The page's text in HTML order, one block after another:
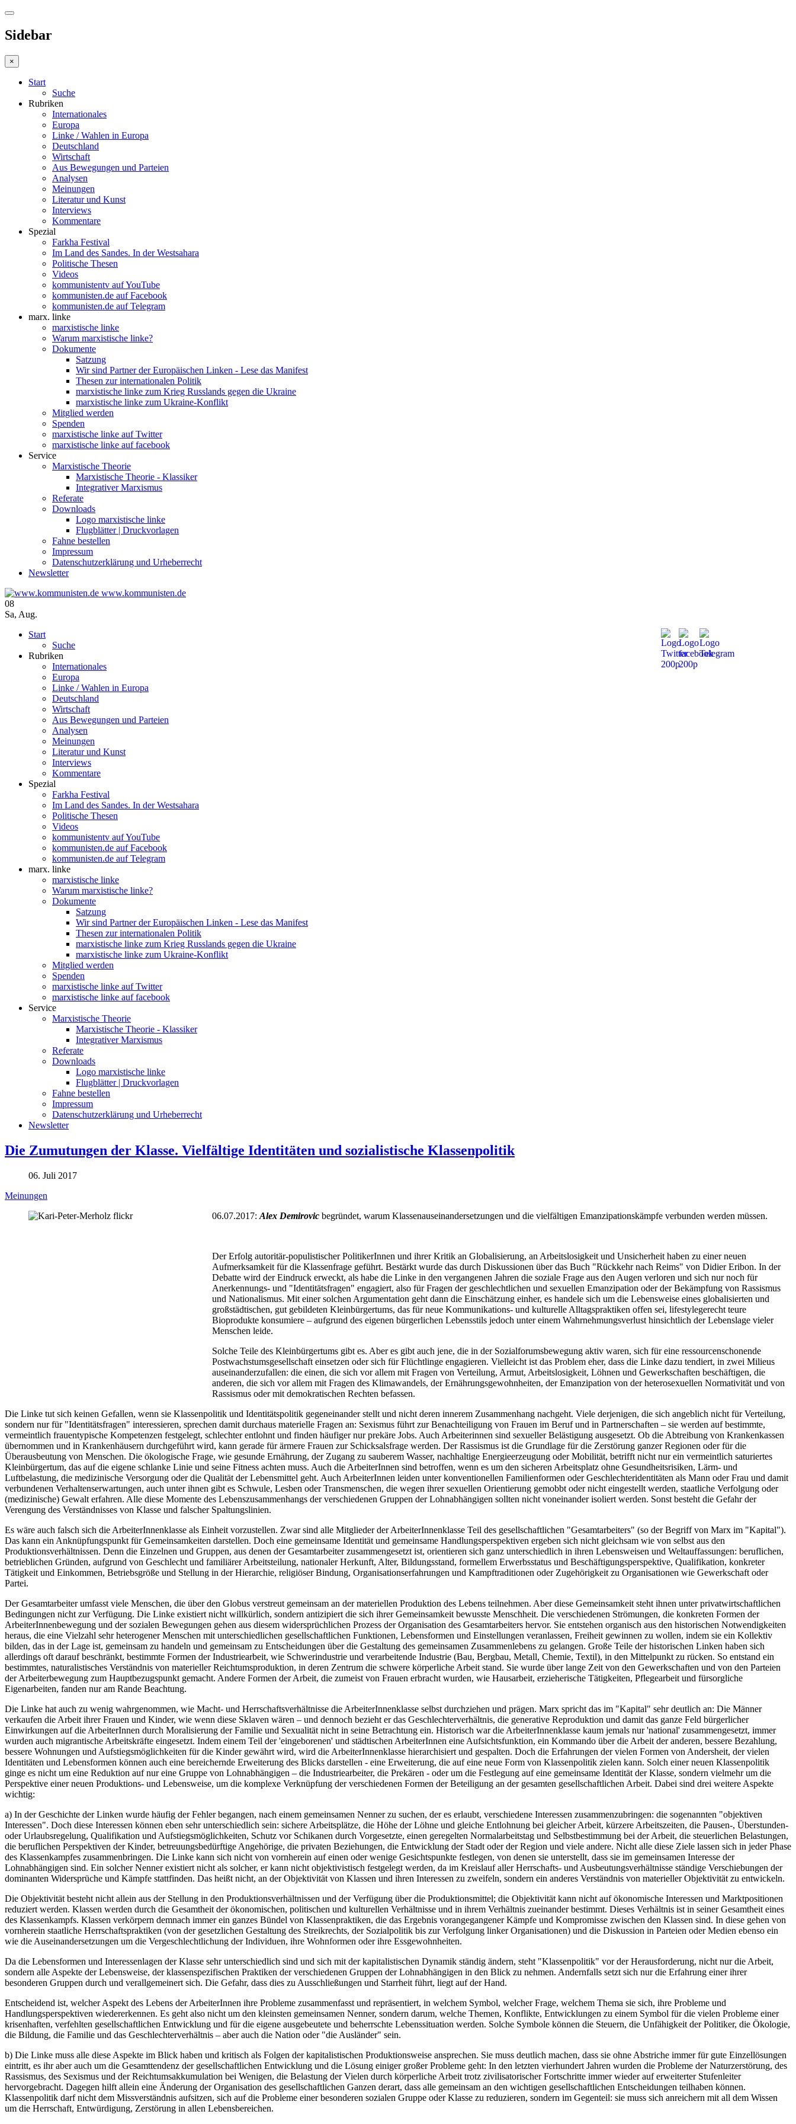
Sidebar
×
Start
Suche
Rubriken
Internationales
Europa
Linke / Wahlen in Europa
Deutschland
Wirtschaft
Aus Bewegungen und Parteien
Analysen
Meinungen
Literatur und Kunst
Interviews
Kommentare
Spezial
Farkha Festival
Im Land des Sandes. In der Westsahara
Politische Thesen
Videos
kommunistentv auf YouTube
kommunisten.de auf Facebook
kommunisten.de auf Telegram
marx. linke
marxistische linke
Warum marxistische linke?
Dokumente
Satzung
Wir sind Partner der Europäischen Linken - Lese das Manifest
Thesen zur internationalen Politik
marxistische linke zum Krieg Russlands gegen die Ukraine
marxistische linke zum Ukraine-Konflikt
Mitglied werden
Spenden
marxistische linke auf Twitter
marxistische linke auf facebook
Service
Marxistische Theorie
Marxistische Theorie - Klassiker
Integrativer Marxismus
Referate
Downloads
Logo marxistische linke
Flugblätter | Druckvorlagen
Fahne bestellen
Impressum
Datenschutzerklärung und Urheberrecht
Newsletter
www.kommunisten.de
08
Sa, Aug.
Start
Suche
Rubriken
Internationales
Europa
Linke / Wahlen in Europa
Deutschland
Wirtschaft
Aus Bewegungen und Parteien
Analysen
Meinungen
Literatur und Kunst
Interviews
Kommentare
Spezial
Farkha Festival
Im Land des Sandes. In der Westsahara
Politische Thesen
Videos
kommunistentv auf YouTube
kommunisten.de auf Facebook
kommunisten.de auf Telegram
marx. linke
marxistische linke
Warum marxistische linke?
Dokumente
Satzung
Wir sind Partner der Europäischen Linken - Lese das Manifest
Thesen zur internationalen Politik
marxistische linke zum Krieg Russlands gegen die Ukraine
marxistische linke zum Ukraine-Konflikt
Mitglied werden
Spenden
marxistische linke auf Twitter
marxistische linke auf facebook
Service
Marxistische Theorie
Marxistische Theorie - Klassiker
Integrativer Marxismus
Referate
Downloads
Logo marxistische linke
Flugblätter | Druckvorlagen
Fahne bestellen
Impressum
Datenschutzerklärung und Urheberrecht
Newsletter
Die Zumutungen der Klasse. Vielfältige Identitäten und sozialistische Klassenpolitik
06. Juli 2017
Meinungen
06.07.2017: Alex Demirovic begründet, warum Klassenauseinandersetzungen und die vielfältigen Emanzipationskämpfe verbunden werden müssen.
Der Erfolg autoritär-populistischer PolitikerInnen und ihrer Kritik an Globalisierung, an Arbeitslosigkeit und Unsicherheit haben zu einer neuen
Aufmerksamkeit für die Klassenfrage geführt. Bestärkt wurde das durch Diskussionen über das Buch "Rückkehr nach Reims" von Didier Eribon. In der
Debatte wird der Eindruck erweckt, als habe die Linke in den vergangenen Jahren die soziale Frage aus den Augen verloren und sich nur noch für
Anerkennungs- und "Identitätsfragen" engagiert, also für Fragen der geschlechtlichen und sexuellen Emanzipation oder der Bekämpfung von Rassismus
und Nationalismus. Mit einer solchen Argumentation geht dann die Einschätzung einher, es handele sich um die Lebensweise eines globalisierten und
großstädtischen, gut gebildeten Kleinbürgertums, das für neue Kommunikations- und kulturelle Alltagspraktiken offen sei, lifestylegerecht teure
Bioprodukte konsumiere – aufgrund des eigenen bürgerlichen Lebensstils jedoch unter einem Wahrnehmungsverlust hinsichtlich der Lebenslage vieler
Menschen leide.
Solche Teile des Kleinbürgertums gibt es. Aber es gibt auch jene, die in der Sozialforumsbewegung aktiv waren, sich für eine ressourcenschonende
Postwachstumsgesellschaft einsetzen oder sich für Flüchtlinge engagieren. Vielleicht ist das Problem eher, dass die Linke dazu tendiert, in zwei Milieus
auseinanderzufallen: die einen, die sich vor allem mit Fragen von Verteilung, Armut, Arbeitslosigkeit, Löhnen und Gewerkschaften beschäftigen, die
anderen, die sich vor allem mit Fragen des Klimawandels, der Ernährungsgewohnheiten, der Emanzipation von der heterosexuellen Normativität und von
Rassismus oder mit demokratischen Rechten befassen.
Die Linke tut sich keinen Gefallen, wenn sie Klassenpolitik und Identitätspolitik gegeneinander stellt und nicht deren innerem Zusammenhang nachgeht. Viele derjenigen, die sich angeblich nicht für Verteilung,
sondern nur für "Identitätsfragen" interessieren, sprechen damit durchaus materielle Fragen an: Sexismus führt zur Benachteiligung von Frauen im Beruf und in Partnerschaften – sie werden auf bestimmte,
vermeintlich frauentypische Kompetenzen festgelegt, schlechter entlohnt und finden häufiger nur prekäre Jobs. Auch Arbeiterinnen sind sexueller Belästigung ausgesetzt. Ob die Abtreibung von Krankenkassen
übernommen und in Krankenhäusern durchgeführt wird, kann gerade für ärmere Frauen zur Schicksalsfrage werden. Der Rassismus ist die Grundlage für die Zerstörung ganzer Regionen oder für die
Überausbeutung von Menschen. Die ökologische Frage, wie gesunde Ernährung, der Zugang zu sauberem Wasser, nachhaltige Energieerzeugung oder Mobilität, betrifft nicht nur ein vermeintlich saturiertes
Kleinbürgertum, das auf die eigene schlanke Linie und seine Fitness achten muss. Auch die ArbeiterInnen sind betroffen, wenn es um den sicheren Arbeitsplatz ohne Gesundheitsrisiken, Lärm- und
Luftbelastung, die medizinische Versorgung oder die Qualität der Lebensmittel geht. Auch ArbeiterInnen leiden unter konventionellen Familienformen oder Geschlechteridentitäten als Mann oder Frau und damit
verbundenen Verhaltenserwartungen, auch unter ihnen gibt es Schwule, Lesben oder Transmenschen, die wegen ihrer sexuellen Orientierung gemobbt oder nicht eingestellt werden, staatliche Verfolgung oder
(medizinische) Gewalt erfahren. Alle diese Momente des Lebenszusammenhangs der verschiedenen Gruppen der Lohnabhängigen sollten nicht voneinander isoliert werden. Sonst besteht die Gefahr der
Verengung des Verständnisses von Klasse und falscher Spaltungslinien.
Es wäre auch falsch sich die ArbeiterInnenklasse als Einheit vorzustellen. Zwar sind alle Mitglieder der ArbeiterInnenklasse Teil des gesellschaftlichen "Gesamtarbeiters" (so der Begriff von Marx im "Kapital").
Das kann ein Anknüpfungspunkt für Gemeinsamkeiten darstellen. Doch eine gemeinsame Identität und gemeinsame Handlungsperspektiven ergeben sich nicht gleichsam wie von selbst aus den
Produktionsverhältnissen. Denn die Einzelnen und Gruppen, aus denen der Gesamtarbeiter zusammengesetzt ist, orientieren sich ganz unterschiedlich in ihren Lebensweisen und Weltauffassungen: beruflichen,
betrieblichen Gründen, aufgrund von Geschlecht und familiärer Arbeitsteilung, nationaler Herkunft, Alter, Bildungsstand, formellem Erwerbsstatus und Beschäftigungsperspektive, Qualifikation, konkreter
Tätigkeit und Einkommen, Betriebsgröße und Stellung in der Hierarchie, religiöser Bindung, Organisationserfahrungen und Kampftraditionen oder Zugehörigkeit zu Organisationen wie Gewerkschaft oder
Partei.
Der Gesamtarbeiter umfasst viele Menschen, die über den Globus verstreut gemeinsam an der materiellen Produktion des Lebens teilnehmen. Aber diese Gemeinsamkeit steht ihnen unter privatwirtschaftlichen
Bedingungen nicht zur Verfügung. Die Linke existiert nicht willkürlich, sondern antizipiert die sich ihrer Gemeinsamkeit bewusste Menschheit. Die verschiedenen Strömungen, die konkreten Formen der
ArbeiterInnenbewegung und der sozialen Bewegungen gehen aus diesem widersprüchlichen Prozess der Organisation des Gesamtarbeiters hervor. Sie entstehen organisch aus den historischen Notwendigkeiten
heraus, die eine Vielzahl sehr heterogener Menschen mit unterschiedlichen gesellschaftlichen Funktionen, Lebensformen und Einstellungen veranlassen, Freiheit gewinnen zu wollen, indem sie ein Kollektiv
bilden, das in der Lage ist, gemeinsam zu handeln und gemeinsam zu Entscheidungen über die Gestaltung des gemeinsamen Zusammenlebens zu gelangen. Große Teile der historischen Linken haben sich
allerdings oft darauf beschränkt, bestimmte Formen der Industriearbeit, wie Schwerindustrie und verarbeitende Industrie (Bau, Bergbau, Metall, Chemie, Textil), in den Mittelpunkt zu rücken. So entstand ein
bestimmtes, naturalistisches Verständnis von materieller Reichtumsproduktion, in deren Zentrum die schwere körperliche Arbeit stand. Sie wurde über lange Zeit von den Gewerkschaften und von den Parteien
der Arbeiterbewegung zum Hauptbezugspunkt gemacht. Andere Formen der Arbeit, die zumeist von Frauen erbracht wurden, wie Hausarbeit, erzieherische Tätigkeiten, Pflegearbeit und fürsorgliche
Eigenarbeiten, fanden nur am Rande Beachtung.
Die Linke hat auch zu wenig wahrgenommen, wie Macht- und Herrschaftsverhältnisse die ArbeiterInnenklasse selbst durchziehen und prägen. Marx spricht das im "Kapital" sehr deutlich an: Die Männer
verkaufen die Arbeit ihrer Frauen und Kinder, wie wenn diese Sklaven wären – und dennoch bezieht er das Geschlechterverhältnis, die generative Reproduktion und damit das ganze Feld bürgerlicher
Einwirkungen auf die ArbeiterInnen durch Moralisierung der Familie und Sexualität nicht in seine Betrachtung ein. Historisch war die ArbeiterInnenklasse kaum jemals nur 'national' zusammengesetzt, immer
wurden auch migrantische Arbeitskräfte eingesetzt. Indem einem Teil der 'eingeborenen' und städtischen ArbeiterInnen eine Aufsichtsfunktion, ein Kommando über die Arbeit der anderen, bessere Bezahlung,
bessere Wohnungen und Aufstiegsmöglichkeiten für die Kinder gewährt wird, wird die ArbeiterInnenklasse hierarchisiert und gespalten. Doch die Erfahrungen der vielen Formen von Andersheit, der vielen
Identitäten und Lebensformen können auch eine bereichernde Erweiterung des Blicks darstellen - eine Erweiterung, die auf eine neue Form von Klassenpolitik zielen kann. Solch einer neuen Klassenpolitik
ginge es nicht um eine Reduktion auf nur eine Gruppe von Lohnabhängigen – die Industriearbeiter, die Prekären - oder um die Festlegung auf eine gemeinsame Identität der Klasse, sondern vielmehr um die
Perspektive einer neuen Produktions- und Lebensweise, um die komplexe Verknüpfung der verschiedenen Formen der Beteiligung an der gesamten gesellschaftlichen Arbeit. Dabei sind drei weitere Aspekte
wichtig:
a) In der Geschichte der Linken wurde häufig der Fehler begangen, nach einem gemeinsamen Nenner zu suchen, der es erlaubt, verschiedene Interessen zusammenzubringen: die sogenannten "objektiven
Interessen". Doch diese Interessen können eben sehr unterschiedlich sein: sichere Arbeitsplätze, die Höhe der Löhne und gleiche Entlohnung bei gleicher Arbeit, kürzere Arbeitszeiten, die Pausen-, Überstunden-
oder Urlaubsregelung, Qualifikation und Aufstiegsmöglichkeiten, Schutz vor Schikanen durch Vorgesetzte, einen geregelten Normalarbeitstag und Selbstbestimmung bei der Arbeit, die steuerlichen Belastungen,
die beruflichen Perspektiven der Kinder, betreuungsbedürftige Angehörige, die privaten Beziehungen, die Entwicklung der Stadt oder der Region und viele andere. Nicht alle diese Ziele lassen sich in jeder Phase
des Klassenkampfes zusammenbringen. Die Linke kann sich nicht von vornherein auf einen oder wenige Gesichtspunkte festlegen, von denen sie unterstellt, dass sie im gemeinsamen Interesse der
Lohnabhängigen sind. Ein solcher Nenner existiert nicht als solcher, er kann nicht objektivistisch festgelegt werden, da im Kreislauf aller Herrschafts- und Ausbeutungsverhältnisse ständige Verschiebungen der
dominanten Widersprüche und Kämpfe stattfinden. Das heißt nicht, an der Objektivität von Klassen und ihren Interessen zu zweifeln, sondern ein anderes Verständnis von materieller Objektivität zu entwickeln.
Die Objektivität besteht nicht allein aus der Stellung in den Produktionsverhältnissen und der Verfügung über die Produktionsmittel; die Objektivität kann nicht auf ökonomische Interessen und Marktpositionen
reduziert werden. Klassen werden durch die Gesamtheit der ökonomischen, politischen und kulturellen Verhältnisse und in ihrem Verhältnis zueinander bestimmt. Dieses Verhältnis ist in seiner Gesamtheit eines
des Klassenkampfs. Klassen verkörpern demnach immer ein ganzes Bündel von Klassenpraktiken, die das Ergebnis vorangegangener Kämpfe und Kompromisse zwischen den Klassen sind. In diese gehen von
vornherein staatliche Herrschaftspraktiken (von der gesetzlichen Gestaltung des Streikrechts, der Sozialpolitik bis zur Verfolgung linker Organisationen) und die Diskussion in Parteien oder Medien ebenso ein
wie die Auseinandersetzungen um die Vergeschlechtlichung der Individuen, ihre Wohnformen oder ihre Essgewohnheiten.
Da die Lebensformen und Interessenlagen der Klasse sehr unterschiedlich sind und sich mit der kapitalistischen Dynamik ständig ändern, steht "Klassenpolitik" vor der Herausforderung, nicht nur die Arbeit,
sondern alle Aspekte der Lebensweise, der klassenspezifischen Praktiken der verschiedenen Gruppen der Lohnabhängigen in den Blick zu nehmen. Andernfalls setzt sich nur die Erfahrung einer ihrer
besonderen Gruppen durch und verallgemeinert sich. Die Gefahr, dass dies zu Ausschließungen und Starrheit führt, liegt auf der Hand.
Entscheidend ist, welcher Aspekt des Lebens der ArbeiterInnen ihre Probleme zusammenfasst und repräsentiert, in welchem Symbol, welcher Frage, welchem Thema sie sich, ihre Probleme und
Handlungsperspektiven wiedererkennen. Es geht also nicht um den kleinsten gemeinsamen Nenner, sondern darum, welche Themen, Konflikte, Entwicklungen zu einem Symbol für die vielen Probleme einer
krisenhaften, verfehlten gesellschaftlichen Entwicklung und für die eigene ausgebeutete und beherrschte Lebenssituation werden. Solche Symbole können die Steuern, die Unfähigkeit der Politiker, die Ökologie,
die Bildung, die Familie und das Geschlechterverhältnis – aber auch die Nation oder "die Ausländer" sein.
b) Die Linke muss alle diese Aspekte im Blick haben und kritisch als Folgen der kapitalistischen Produktionsweise ansprechen. Sie muss deutlich machen, dass sie ohne Abstriche immer für gute Einzellösungen
eintritt, es ihr aber auch um die Gesamttendenz der gesellschaftlichen Entwicklung und die Lösung einiger großer Probleme geht: In den letzten vierhundert Jahren wurden die Probleme der Naturzerstörung, des
Rassismus, des Sexismus und der Reichtumsakkumulation bei Wenigen, die Belastung der Vielen durch körperliche Arbeit trotz zivilisatorischer Fortschritte immer wieder auf erweiterter Stufenleiter
hervorgebracht. Dagegen hilft allein eine Änderung der Organisation des gesellschaftlichen Ganzen derart, dass alle gemeinsam an den wichtigen gesellschaftlichen Entscheidungen teilhaben können.
Klassenpolitik darf nicht dem Missverständnis aufsitzen, sich auf die Probleme einer besonderen sozialen Gruppe oder Klasse zu reduzieren, sondern im Gegenteil: sie muss sich anreichern mit all dem Wissen
um die Herrschaft, Entwürdigung, Zerstörung in allen Lebensbereichen.